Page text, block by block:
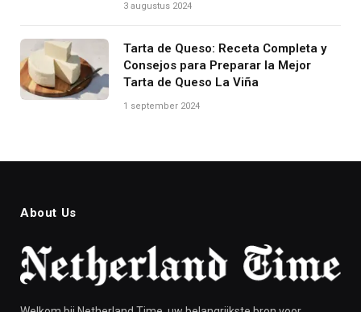
3 augustus 2024
Tarta de Queso: Receta Completa y
Consejos para Preparar la Mejor
Tarta de Queso La Viña
1 september 2024
About Us